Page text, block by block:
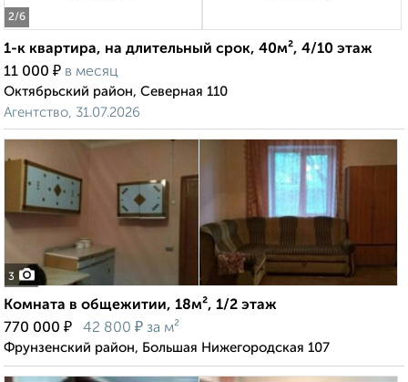
2/6
1-к квартира, на длительный срок, 40м², 4/10 этаж
11 000 ₽ в месяц
Октябрьский район, Северная 110
Агентство, 31.07.2026
3
Комната в общежитии, 18м², 1/2 этаж
770 000 ₽ 42 800 ₽ за м²
Фрунзенский район, Большая Нижегородская 107